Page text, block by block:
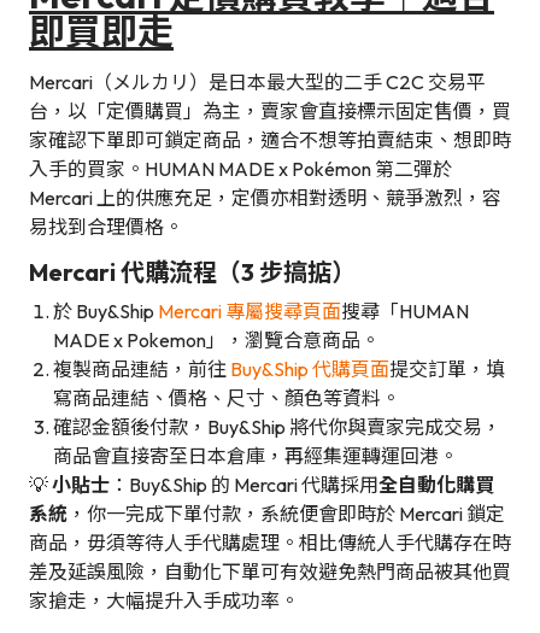
即買即走
Mercari（メルカリ）是日本最大型的二手 C2C 交易平
台，以「定價購買」為主，賣家會直接標示固定售價，買
家確認下單即可鎖定商品，適合不想等拍賣結束、想即時
入手的買家。HUMAN MADE x Pokémon 第二彈於
Mercari 上的供應充足，定價亦相對透明、競爭激烈，容
易找到合理價格。
Mercari 代購流程（3 步搞掂）
於 Buy&Ship Mercari 專屬搜尋頁面搜尋「HUMAN
MADE x Pokemon」，瀏覽合意商品。
複製商品連結，前往 Buy&Ship 代購頁面提交訂單，填
寫商品連結、價格、尺寸、顏色等資料。
確認金額後付款，Buy&Ship 將代你與賣家完成交易，
商品會直接寄至日本倉庫，再經集運轉運回港。
💡小貼士 ：Buy&Ship 的 Mercari 代購採用全自動化購買
系統 ，你一完成下單付款，系統便會即時於 Mercari 鎖定
商品，毋須等待人手代購處理。相比傳統人手代購存在時
差及延誤風險，自動化下單可有效避免熱門商品被其他買
家搶走，大幅提升入手成功率。